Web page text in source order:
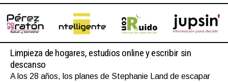
Limpieza de hogares, estudios online y escribir sin
descanso
A los 28 años, los planes de Stephanie Land de escapar